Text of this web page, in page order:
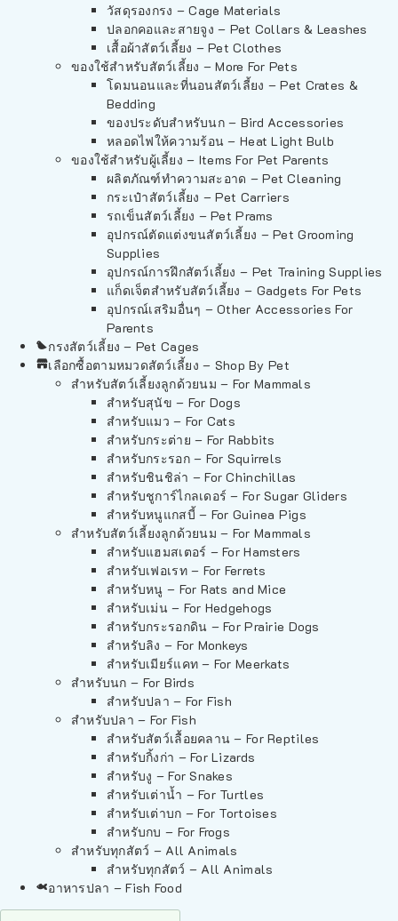
วัสดุรองกรง – Cage Materials
ปลอกคอและสายจูง – Pet Collars & Leashes
เสื้อผ้าสัตว์เลี้ยง – Pet Clothes
ของใช้สำหรับสัตว์เลี้ยง – More For Pets
โดมนอนและที่นอนสัตว์เลี้ยง – Pet Crates &
Bedding
ของประดับสำหรับนก – Bird Accessories
หลอดไฟให้ความร้อน – Heat Light Bulb
ของใช้สำหรับผู้เลี้ยง – Items For Pet Parents
ผลิตภัณฑ์ทำความสะอาด – Pet Cleaning
กระเป๋าสัตว์เลี้ยง – Pet Carriers
รถเข็นสัตว์เลี้ยง – Pet Prams
อุปกรณ์ตัดแต่งขนสัตว์เลี้ยง – Pet Grooming
Supplies
อุปกรณ์การฝึกสัตว์เลี้ยง – Pet Training Supplies
แก็ดเจ็ตสำหรับสัตว์เลี้ยง – Gadgets For Pets
อุปกรณ์เสริมอื่นๆ – Other Accessories For
Parents
กรงสัตว์เลี้ยง – Pet Cages
เลือกซื้อตามหมวดสัตว์เลี้ยง – Shop By Pet
สำหรับสัตว์เลี้ยงลูกด้วยนม – For Mammals
สำหรับสุนัข – For Dogs
สำหรับแมว – For Cats
สำหรับกระต่าย – For Rabbits
สำหรับกระรอก – For Squirrels
สำหรับชินชิล่า – For Chinchillas
สำหรับชูการ์ไกลเดอร์ – For Sugar Gliders
สำหรับหนูแกสบี้ – For Guinea Pigs
สำหรับสัตว์เลี้ยงลูกด้วยนม – For Mammals
สำหรับแฮมสเตอร์ – For Hamsters
สำหรับเฟอเรท – For Ferrets
สำหรับหนู – For Rats and Mice
สำหรับเม่น – For Hedgehogs
สำหรับกระรอกดิน – For Prairie Dogs
สำหรับลิง – For Monkeys
สำหรับเมียร์แคท – For Meerkats
สำหรับนก – For Birds
สำหรับปลา – For Fish
สำหรับปลา – For Fish
สำหรับสัตว์เลื้อยคลาน – For Reptiles
สำหรับกิ้งก่า – For Lizards
สำหรับงู – For Snakes
สำหรับเต่าน้ำ – For Turtles
สำหรับเต่าบก – For Tortoises
สำหรับกบ – For Frogs
สำหรับทุกสัตว์ – All Animals
สำหรับทุกสัตว์ – All Animals
อาหารปลา – Fish Food